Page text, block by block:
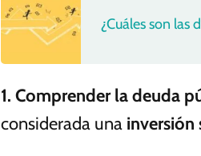
¿Cuáles son las
1. Comprender la deuda
considerada una inversión